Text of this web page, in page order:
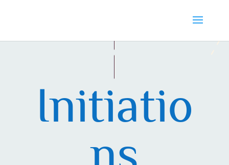
Initiatio
ns